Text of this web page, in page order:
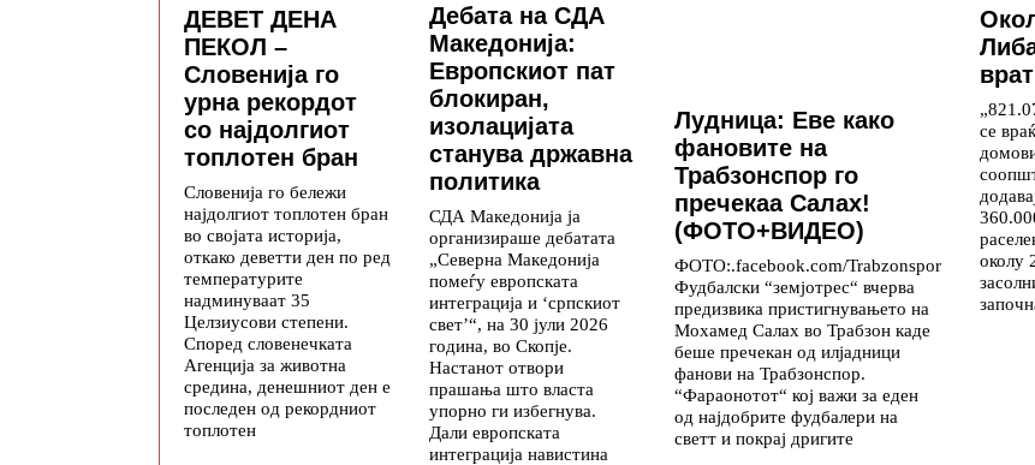
ДЕВЕТ ДЕНА
ПЕКОЛ –
Словенија го
урна рекордот
со најдолгиот
топлотен бран
Словенија го бележи
најдолгиот топлотен бран
во својата историја,
откако деветти ден по ред
температурите
надминуваат 35
Целзиусови степени.
Според словенечката
Агенција за животна
средина, денешниот ден е
последен од рекордниот
топлотен
Дебата на СДА
Македонија:
Европскиот пат
блокиран,
изолацијата
станува државна
политика
СДА Македонија ја
организираше дебатата
„Северна Македонија
помеѓу европската
интеграција и ‘српскиот
свет’“, на 30 јули 2026
година, во Скопје.
Настанот отвори
прашања што власта
упорно ги избегнува.
Дали европската
интеграција навистина
Лудница: Еве како
фановите на
Трабзонспор го
пречекаа Салах!
(ФОТО+ВИДЕО)
ФОТО:.facebook.com/Trabzonspor
Фудбалски “земјотрес“ вчерва
предизвика пристигнувањето на
Мохамед Салах во Трабзон каде
беше пречекан од илјадници
фанови на Трабзонспор.
“Фараонотот“ кој важи за еден
од најдобрите фудбалери на
светт и покрај дригите
се
околу